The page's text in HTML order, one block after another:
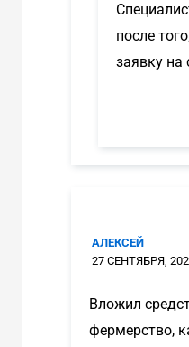
после
заявку на
АЛЕКСЕЙ
27 СЕНТЯБРЯ,
Вложил
фермерство,